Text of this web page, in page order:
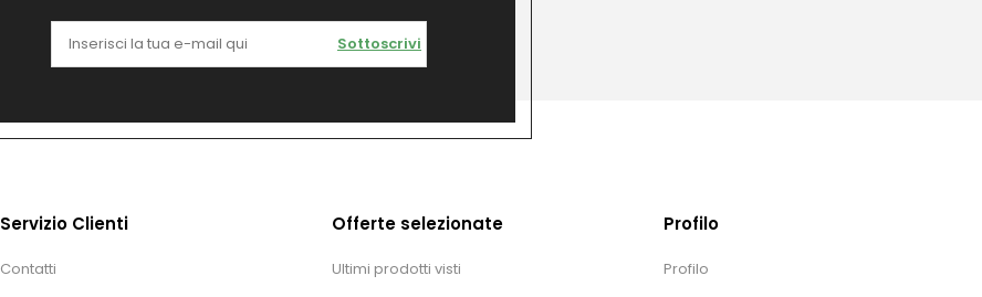
Sottoscrivi
Servizio Clienti
Contatti
Offerte selezionate
Ultimi prodotti visti
Profilo
Profilo